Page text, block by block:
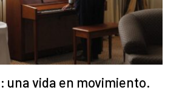
una vida en movimiento.